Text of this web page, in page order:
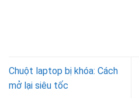
Chuột laptop bị khóa: Cách
mở lại siêu tốc